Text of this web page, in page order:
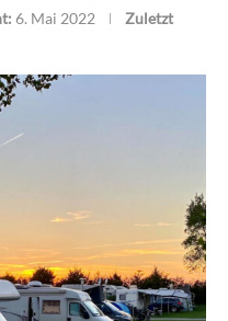
6. Mai 2022
Zuletzt